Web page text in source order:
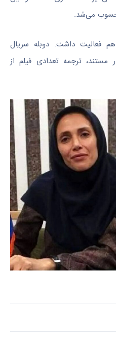
می‌شد.
هم فعالیت داشت. دوبله سریال
مستند، ترجمه تعدادی فیلم از